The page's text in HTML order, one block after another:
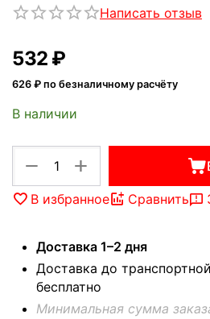
Написать отзыв
‍532‍ ₽
626 ₽ по безналичному расчёту
В наличии
+
−
В избранное Сравнить
Доставка 1–2 дня
Доставка до
бесплатно
Минимальная сумма